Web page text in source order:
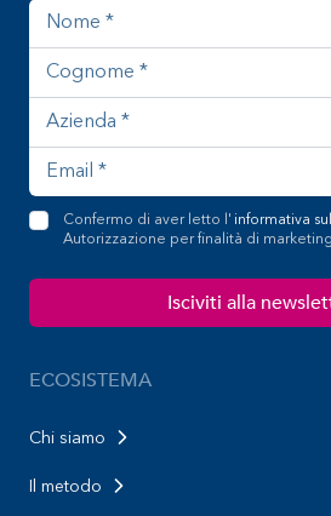
Nome
Cognome
Azienda
Indirizzo email
Confermo di aver letto l' informativa
Autorizzazione per finalità di
Isciviti alla
ECOSISTEMA
Chi siamo
Il metodo